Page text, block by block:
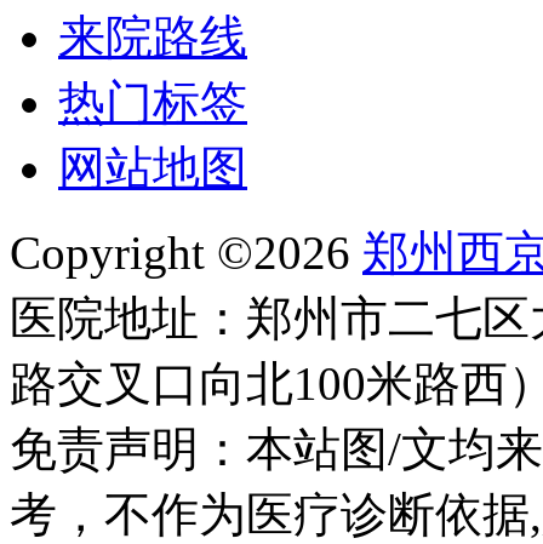
来院路线
热门标签
网站地图
Copyright ©2026 郑州西
医院地址：郑州市二七
路交叉口向北100米路西
免责声明：本站图/文均
考，不作为医疗诊断依